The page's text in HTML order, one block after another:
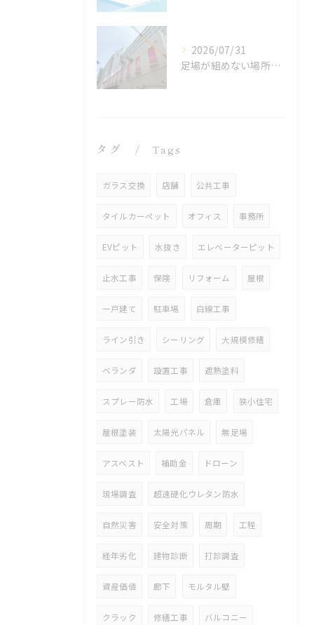
2026/07/31
足場が組めない場所でも施工可能！ロープアクセス工法の特徴と対応できる工事
タグ Tags
ガラス交換 店舗 公共工事
タイルカーペット オフィス 事務所
EVピット 水抜き エレベーターピット
止水工事 保険 リフォーム 屋根
一戸建て 駐車場 白線工事
ライン引き シーリング 大規模修繕
ベランダ 設置工事 遮熱塗料
スプレー防水 工場 倉庫 狭小住宅
屋根塗装 太陽光パネル 無足場
アスベスト 補助金 ドローン
現場調査 超速硬化ウレタン防水
自然災害 安全対策 周期 工程
経年劣化 建物診断 打診調査
資産価値 廊下 モルタル壁
クラック 修繕工事 バルコニー